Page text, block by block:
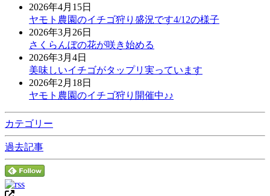
2026年4月15日
ヤモト農園のイチゴ狩り盛況です4/12の様子
2026年3月26日
さくらんぼの花が咲き始める
2026年3月4日
美味しいイチゴがタップリ実っています
2026年2月18日
ヤモト農園のイチゴ狩り開催中♪♪
カテゴリー
過去記事